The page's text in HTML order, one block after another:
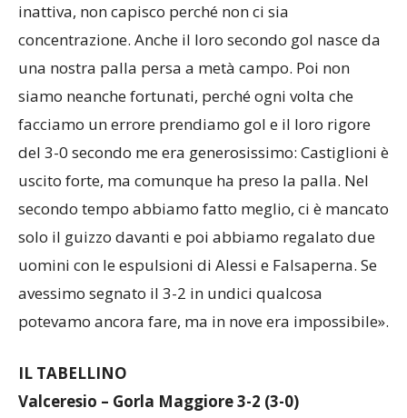
inattiva, non capisco perché non ci sia
concentrazione. Anche il loro secondo gol nasce da
una nostra palla persa a metà campo. Poi non
siamo neanche fortunati, perché ogni volta che
facciamo un errore prendiamo gol e il loro rigore
del 3-0 secondo me era generosissimo: Castiglioni è
uscito forte, ma comunque ha preso la palla. Nel
secondo tempo abbiamo fatto meglio, ci è mancato
solo il guizzo davanti e poi abbiamo regalato due
uomini con le espulsioni di Alessi e Falsaperna. Se
avessimo segnato il 3-2 in undici qualcosa
potevamo ancora fare, ma in nove era impossibile».
IL TABELLINO
Valceresio – Gorla Maggiore 3-2 (3-0)